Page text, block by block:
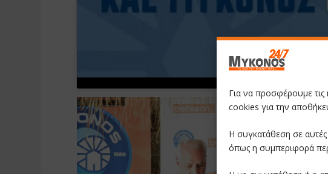
Για να προσφέρουμε τις
cookies για την
Η συγκατάθεση σε αυτές
όπως η συμπεριφορά